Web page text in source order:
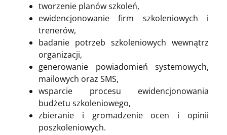
tworzenie planów szkoleń,
ewidencjonowanie firm szkoleniowych i
trenerów,
badanie potrzeb szkoleniowych wewnątrz
organizacji,
generowanie powiadomień systemowych,
mailowych oraz SMS,
wsparcie procesu ewidencjonowania
budżetu szkoleniowego,
zbieranie i gromadzenie ocen i opinii
poszkoleniowych.